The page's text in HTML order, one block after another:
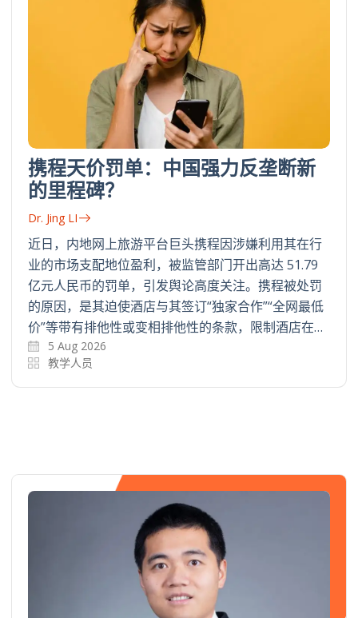
携程天价罚单：中国强力反垄断新
的里程碑？
Dr. Jing LI
近日，内地网上旅游平台巨头携程因涉嫌利用其在行
业的市场支配地位盈利，被监管部门开出高达 51.79
亿元人民币的罚单，引发舆论高度关注。携程被处罚
的原因，是其迫使酒店与其签订“独家合作”“全网最低
价”等带有排他性或变相排他性的条款，限制酒店在…
5 Aug 2026
教学人员